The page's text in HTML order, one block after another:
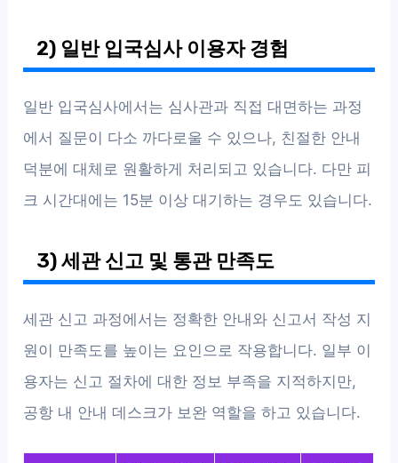
2) 일반 입국심사 이용자 경험
일반 입국심사에서는 심사관과 직접 대면하는 과정
에서 질문이 다소 까다로울 수 있으나, 친절한 안내
덕분에 대체로 원활하게 처리되고 있습니다. 다만 피
크 시간대에는 15분 이상 대기하는 경우도 있습니다.
3) 세관 신고 및 통관 만족도
세관 신고 과정에서는 정확한 안내와 신고서 작성 지
원이 만족도를 높이는 요인으로 작용합니다. 일부 이
용자는 신고 절차에 대한 정보 부족을 지적하지만,
공항 내 안내 데스크가 보완 역할을 하고 있습니다.